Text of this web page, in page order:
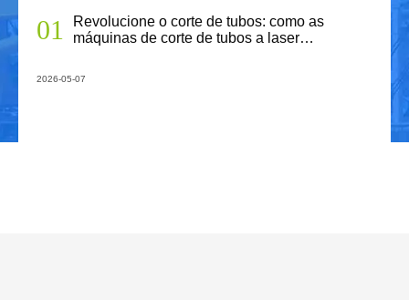
  
01
Revolucione o corte de tubos: como as
máquinas de corte de tubos a laser
2026-05-07